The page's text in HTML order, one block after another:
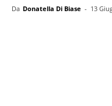
Da Donatella Di Biase - 13